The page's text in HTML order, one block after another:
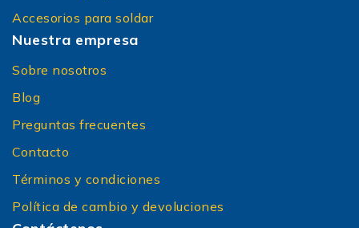
Accesorios para soldar
Nuestra empresa
Sobre nosotros
Blog
Preguntas frecuentes
Contacto
Términos y condiciones
Política de cambio y devoluciones